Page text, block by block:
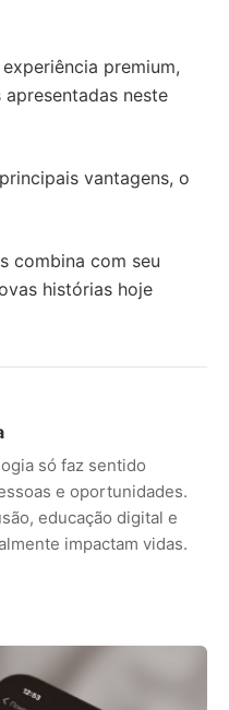
premium,
neste
vantagens, o
combina com seu
histórias hoje
só faz sentido
e oportunidades.
educação digital e
impactam vidas.